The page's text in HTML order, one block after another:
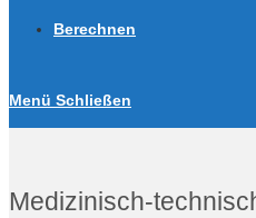
Berechnen
Menü Schließen
Medizinisch-